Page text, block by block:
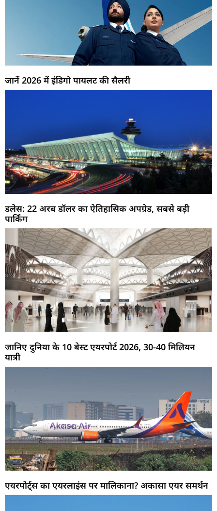
जानें 2026 में इंडिगो पायलट की सैलरी
डलेस: 22 अरब डॉलर का ऐतिहासिक अपग्रेड, सबसे बड़ी
पार्किंग
जानिए दुनिया के 10 बेस्ट एयरपोर्ट 2026, 30-40 मिलियन
यात्री
एयरपोर्ट्स का एयरलाइंस पर मालिकाना? अकासा एयर समर्थन